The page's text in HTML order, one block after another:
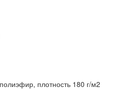
плотность 180 г/м2